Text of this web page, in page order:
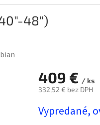
48")
409 € / ks
332,52 € bez DPH
cena:
Vypredané,